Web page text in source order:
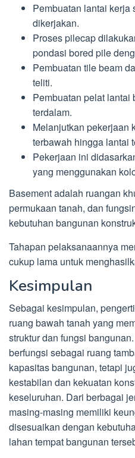
Pembuatan lantai
dikerjakan.
Proses pilecap
pondasi bored pile
Pembuatan tile beam
teliti.
Pembuatan pelat lantai
terdalam.
Melanjutkan pekerjaan
terbawah hingga lantai
Pekerjaan ini
yang menggunakan
Basement adalah ruangan
permukaan tanah, dan
kebutuhan bangunan
Tahapan pelaksanaannya
cukup lama untuk
Kesimpulan
Sebagai kesimpulan,
ruang bawah tanah yang
struktur dan fungsi
berfungsi sebagai ruang
kapasitas bangunan, tetapi
kestabilan dan kekuatan
keseluruhan. Dari berbagai
masing-masing memiliki
disesuaikan dengan
lahan tempat bangunan